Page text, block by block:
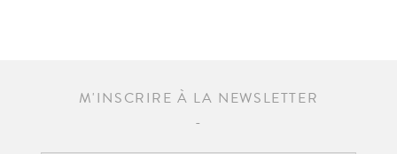
M'INSCRIRE À LA NEWSLETTER